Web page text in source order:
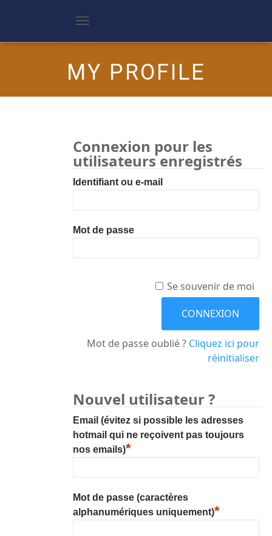
é
e
v
i
g
t
MY PROFILE
Connexion pour les
utilisateurs enregistrés
Identifiant ou e-mail
Mot de passe
Se souvenir de moi
Mot de passe oublié ? Cliquez ici pour
réinitialiser
Nouvel utilisateur ?
Email (évitez si possible les adresses
hotmail qui ne reçoivent pas toujours
nos emails)*
Mot de passe (caractères
alphanumériques uniquement)*